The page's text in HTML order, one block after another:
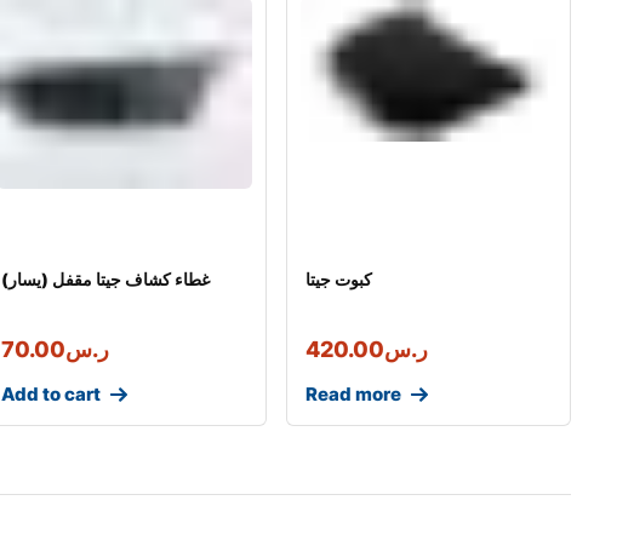
غطاء كشاف جيتا مقفل (يسار)
ر.س70.00
Add to cart
كبوت جيتا
ر.س420.00
Read more